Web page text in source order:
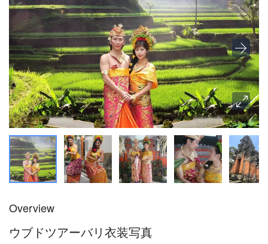
Overview
ウブドツアーバリ衣装写真